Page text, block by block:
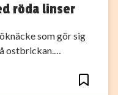
röda linser
som gör sig
ostbrickan.…